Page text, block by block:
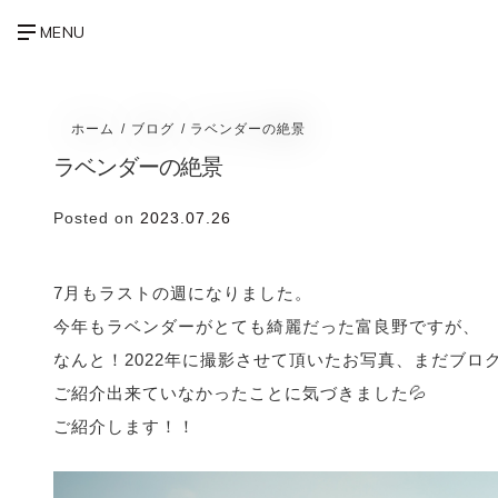
ホーム ブログ ラベンダーの絶景
ラベンダーの絶景
Posted on 2023.07.26
7月もラストの週になりました。
今年もラベンダーがとても綺麗だった富良野ですが、
なんと！2022年に撮影させて頂いたお写真、まだブロ
ご紹介出来ていなかったことに気づきました💦
ご紹介します！！